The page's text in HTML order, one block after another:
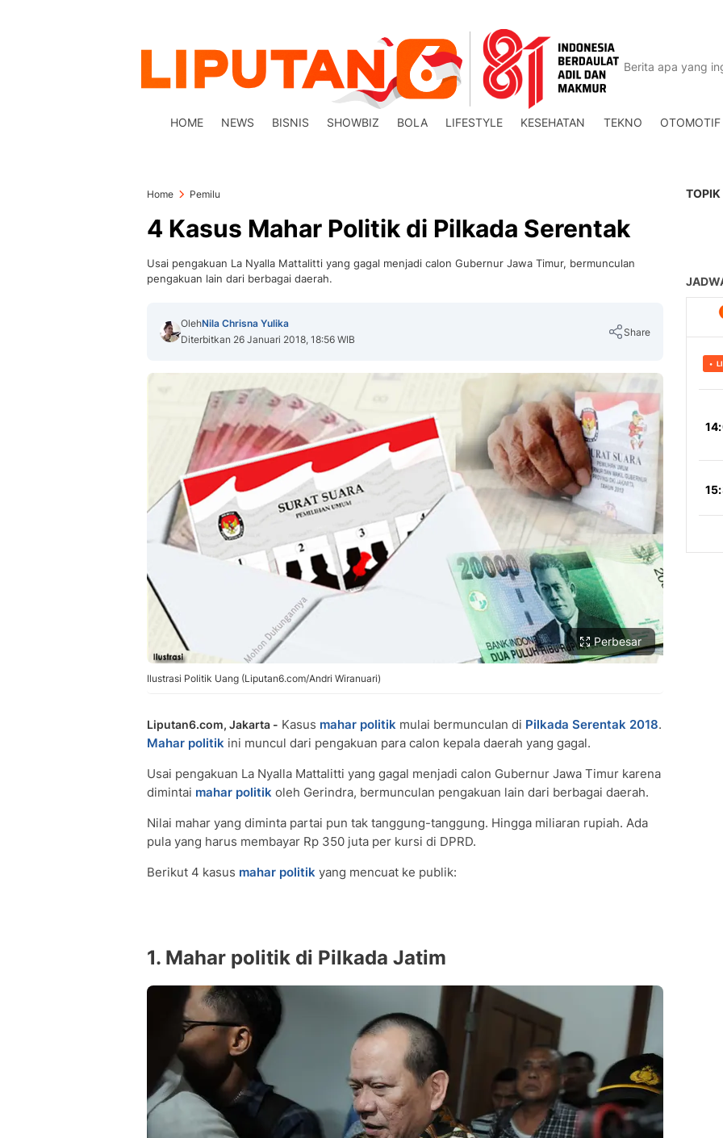
HOME NEWS BISNIS SHOWBIZ BOLA LIFESTYLE KESEHATAN TEKNO OTOMOTIF
Home Pemilu
4 Kasus Mahar Politik di Pilkada Serentak
Usai pengakuan La Nyalla Mattalitti yang gagal menjadi calon Gubernur Jawa Timur, bermunculan
pengakuan lain dari berbagai daerah.
OlehNila Chrisna Yulika
Diterbitkan 26 Januari 2018, 18:56 WIB
Share
Copy Link
Perbesar
Ilustrasi Politik Uang (Liputan6.com/Andri Wiranuari)
Liputan6.com, Jakarta - Kasus mahar politik mulai bermunculan di Pilkada Serentak 2018.
Mahar politik ini muncul dari pengakuan para calon kepala daerah yang gagal.
Usai pengakuan La Nyalla Mattalitti yang gagal menjadi calon Gubernur Jawa Timur karena
dimintai mahar politik oleh Gerindra, bermunculan pengakuan lain dari berbagai daerah.
Nilai mahar yang diminta partai pun tak tanggung-tanggung. Hingga miliaran rupiah. Ada
pula yang harus membayar Rp 350 juta per kursi di DPRD.
Berikut 4 kasus mahar politik yang mencuat ke publik:
1. Mahar politik di Pilkada Jatim
TOPIK